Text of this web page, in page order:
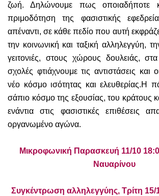
ζωή. Δηλώνουμε πως οποιαδήποτε
πριμοδότηση της φασιστικής
απέναντι, σε κάθε πεδίο που αυτή
την κοινωνική και ταξική αλληλεγγύη,
γειτονιές, στους χώρους δουλειάς,
σχολές φτιάχνουμε τις αντιστάσεις και
νέο κόσμο ισότητας και ελευθερίας.Η
σάπιο κόσμο της εξουσίας, του κράτους
ενάντια στις φασιστικές επιθέσεις
οργανωμένο αγώνα.
Μικροφωνική Παρασκευή 11/10
Ναυαρίνου
Συγκέντρωση αλληλεγγύης, Τρίτη 15/